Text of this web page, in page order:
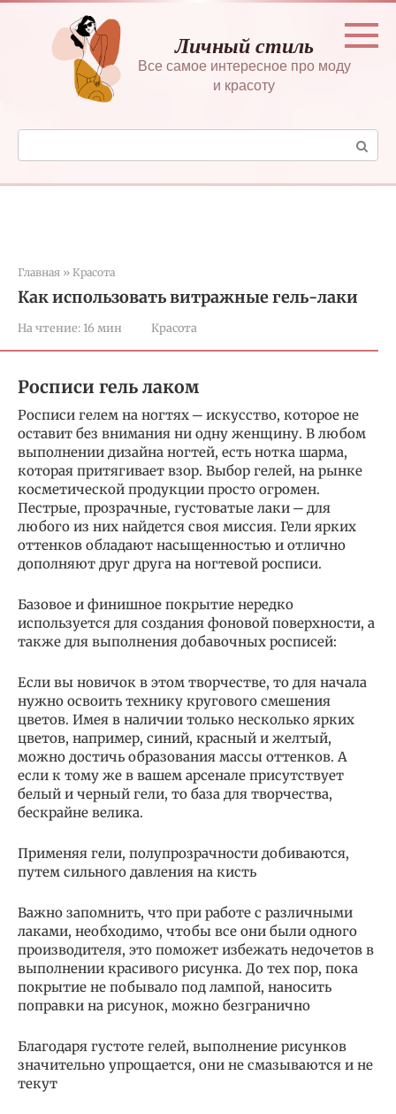
Перейти
контенту
Личный стиль
Все самое интересное про моду
и красоту
Поиск:
Главная » Красота
Как использовать витражные гель-лаки
На чтение: 16 мин Красота
Росписи гель лаком
Росписи гелем на ногтях ─ искусство, которое не
оставит без внимания ни одну женщину. В любом
выполнении дизайна ногтей, есть нотка шарма,
которая притягивает взор. Выбор гелей, на рынке
косметической продукции просто огромен.
Пестрые, прозрачные, густоватые лаки ─ для
любого из них найдется своя миссия. Гели ярких
оттенков обладают насыщенностью и отлично
дополняют друг друга на ногтевой росписи.
Базовое и финишное покрытие нередко
используется для создания фоновой поверхности, а
также для выполнения добавочных росписей:
Если вы новичок в этом творчестве, то для начала
нужно освоить технику кругового смешения
цветов. Имея в наличии только несколько ярких
цветов, например, синий, красный и желтый,
можно достичь образования массы оттенков. А
если к тому же в вашем арсенале присутствует
белый и черный гели, то база для творчества,
бескрайне велика.
Применяя гели, полупрозрачности добиваются,
путем сильного давления на кисть
Важно запомнить, что при работе с различными
лаками, необходимо, чтобы все они были одного
производителя, это поможет избежать недочетов в
выполнении красивого рисунка. До тех пор, пока
покрытие не побывало под лампой, наносить
поправки на рисунок, можно безгранично
Благодаря густоте гелей, выполнение рисунков
значительно упрощается, они не смазываются и не
текут